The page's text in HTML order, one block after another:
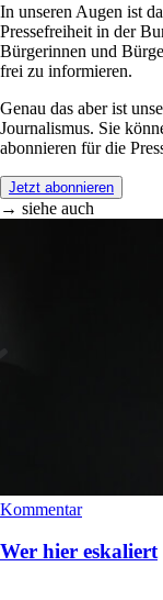
In unseren Augen ist
Pressefreiheit in der
Bürgerinnen und
frei zu informieren.
Genau das aber ist
Journalismus. Sie
abonnieren für die
Jetzt abonnieren
→ siehe auch
Kommentar
Wer hier eskaliert